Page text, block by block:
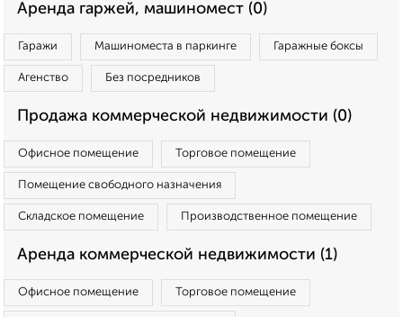
Аренда гаржей, машиномест (0)
Гаражи Машиноместа в паркинге Гаражные боксы
Агенство Без посредников
Продажа коммерческой недвижимости (0)
Офисное помещение Торговое помещение
Помещение свободного назначения
Складское помещение Производственное помещение
Аренда коммерческой недвижимости (1)
Офисное помещение Торговое помещение